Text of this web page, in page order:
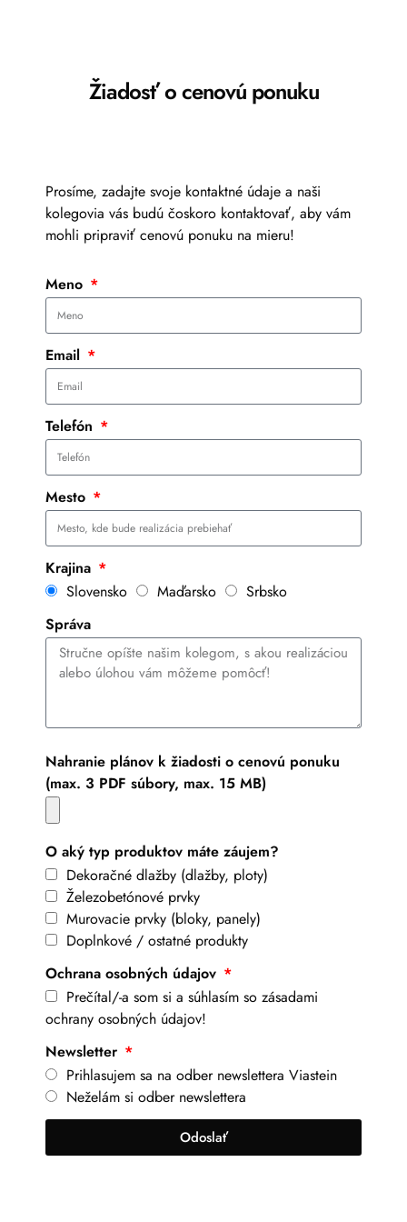
Žiadosť o cenovú ponuku
Prosíme, zadajte svoje kontaktné údaje a naši
kolegovia vás budú čoskoro kontaktovať, aby vám
mohli pripraviť cenovú ponuku na mieru!
Meno
Email
Telefón
Mesto
Krajina
Slovensko
Maďarsko
Srbsko
Správa
Nahranie plánov k žiadosti o cenovú ponuku
(max. 3 PDF súbory, max. 15 MB)
O aký typ produktov máte záujem?
Dekoračné dlažby (dlažby, ploty)
Železobetónové prvky
Murovacie prvky (bloky, panely)
Doplnkové / ostatné produkty
Ochrana osobných údajov
Prečítal/-a som si a súhlasím so zásadami
ochrany osobných údajov!
Newsletter
Prihlasujem sa na odber newslettera Viastein
Neželám si odber newslettera
Odoslať